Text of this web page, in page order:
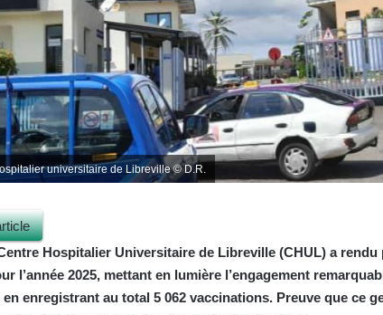
universitaire de Libreville © D.R.
Hospitalier Universitaire de Libreville (CHUL) a
l’année 2025, mettant en lumière l’engagement
en enregistrant au total 5 062 vaccinations. Preuve que ce